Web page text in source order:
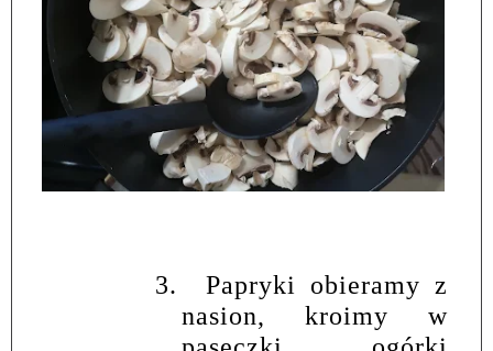
3.
Papryki obieramy z
nasion, kroimy w